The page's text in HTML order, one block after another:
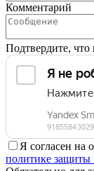
Комментарий
Подтвердите, что
Я согласен на
политике защиты